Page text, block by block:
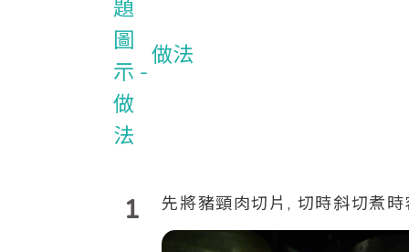
做法
1 先將豬頸肉切片, 切時斜切煮